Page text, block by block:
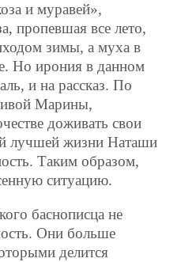
и муравей»,
пропевшая все лето,
зимы, а муха в
Но ирония в данном
и на рассказ. По
Марины,
доживать свои
лучшей жизни Наташи
Таким образом,
ситуацию.
баснописца не
Они больше
делится